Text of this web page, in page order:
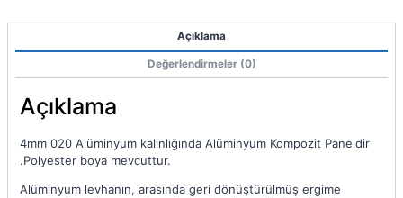
Açıklama
Değerlendirmeler (0)
Açıklama
4mm 020 Alüminyum kalınlığında Alüminyum Kompozit Paneldir
.Polyester boya mevcuttur.
Alüminyum levhanın, arasında geri dönüştürülmüş ergime